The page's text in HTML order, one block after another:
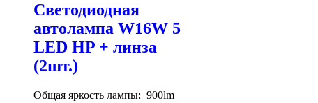
Светодиодная
автолампа W16W 5
LED HP + линза
(2шт.)
Общая яркость лампы: 900lm